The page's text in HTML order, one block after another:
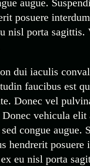
augue.
posuere
nisl porta sagittis.
dui iaculis
faucibus est
Donec vel
vehicula elit
congue augue.
hendrerit posuere
eu nisl porta